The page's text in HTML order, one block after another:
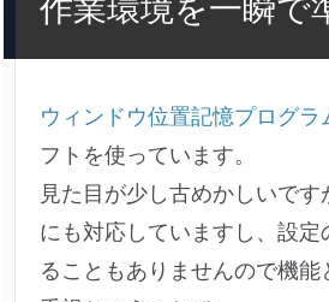
作業環境を一瞬で
ウィンドウ位置記憶プログラ
フトを使っています。
見た目が少し古めかしいで
にも対応していますし、設定
ることもありませんので機能